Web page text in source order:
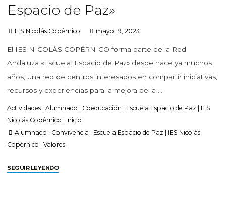
Espacio de Paz»
IES Nicolás Copérnico mayo 19, 2023
El IES NICOLÁS COPÉRNICO forma parte de la Red
Andaluza «Escuela: Espacio de Paz» desde hace ya muchos
años, una red de centros interesados en compartir iniciativas,
recursos y experiencias para la mejora de la …
Actividades Alumnado Coeducación Escuela Espacio de Paz
IES
Nicolás Copérnico
Inicio
Alumnado
Convivencia Escuela Espacio de Paz
IES Nicolás
Copérnico |Valores
SEGUIR LEYENDO